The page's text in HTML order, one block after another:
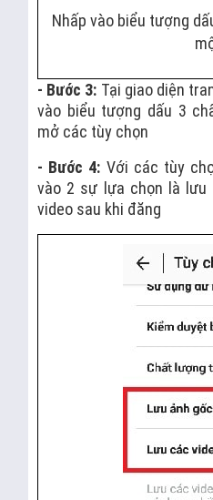
Nhấp vào biểu tượng
- Bước 3: Tại giao diện
vào biểu tượng dấu 3
mở các tùy chọn
- Bước 4: Với các tùy
vào 2 sự lựa chọn là lưu
video sau khi đăng